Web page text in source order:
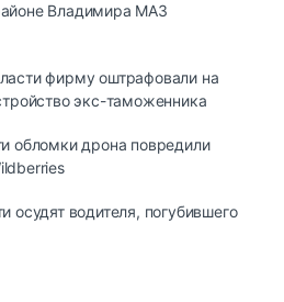
Владимира МАЗ
фирму оштрафовали на
экс-таможенника
обломки дрона повредили
осудят водителя, погубившего